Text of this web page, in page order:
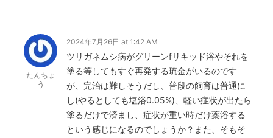
たんちょ
う
2024年7月26日 at 1:42 AM
ツリガネムシ病がグリーンfリキッド浴やそれを
塗る等してもすぐ再発する琉金がいるのです
が、完治は難しそうだし、普段の飼育は普通に
し(やるとしても塩浴0.05%)、軽い症状が出たら
塗るだけで済まし、症状が重い時だけ薬浴する
という感じになるのでしょうか？また、そもそ